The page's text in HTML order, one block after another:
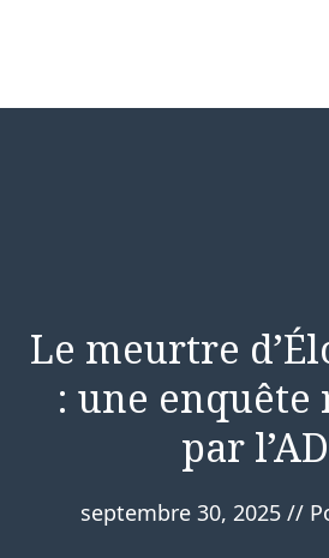
Le meurtre
: une enquête
par
septembre 30, 2025 //